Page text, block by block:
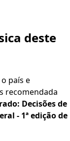
deste
país e
recomendada
Decisões de
- 1ª edição de